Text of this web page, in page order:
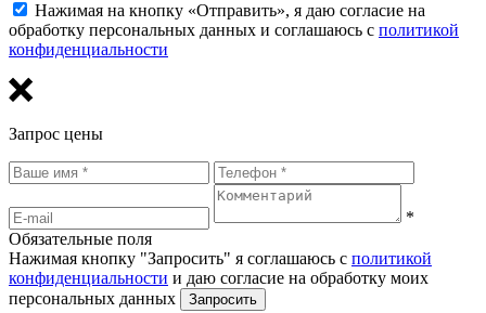
Нажимая на кнопку «Отправить», я даю согласие на
обработку персональных данных и соглашаюсь с политикой
конфиденциальности
Запрос цены
*
Обязательные поля
Нажимая кнопку "Запросить" я соглашаюсь с политикой
конфиденциальности и даю согласие на обработку моих
персональных данных